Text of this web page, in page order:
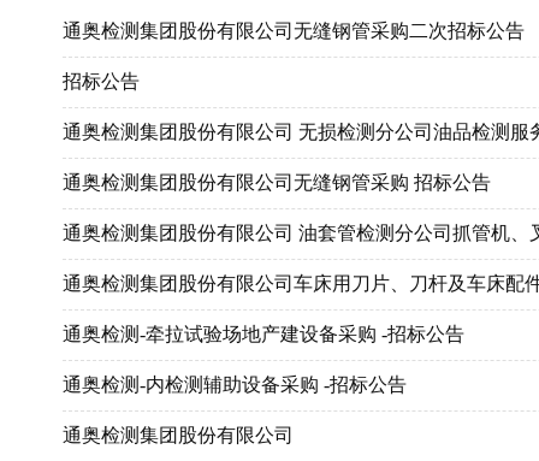
致密油井纳米微乳解堵增能招标公告（服务）
昆仑投资2024年井田页岩油压裂用石英砂物流运输服务
辽河石化公司2024年全自动重油、滑油粘度分析仪及多
冀东油田2024-2026年度过油管完整性评价技术服务
2024年含油污泥委外处置技术服务
2024年四川石化45万吨/年聚丙烯装置复配抗氧剂
塔里木油田塔中2024-2026年井口装置在线检测技术服务
渤海钻探工程公司2024-2026年压裂柱塞泵动力端修理项
辽阳石化分公司炼油运行部常减压装置工艺防腐总包项目
中国石油江苏泰州销售分公司油库改造工程施工项目招标
宝鸡钢管-【表面检测设备改造项目】招标(二次)
中石油新疆销售有限公司喀什七座加油站汽服项目（标
中石油克拉玛依石化有限责任公司重污染天气绩效A级
RISHA气田（3）井基地建设
中国石油黑龙江销售公司2023年二批自建光伏工程
【招标公告】巴基斯坦-OGDCL-招标 - KPDTAY/
【资质预审】布雷加石油销售公司-兹韦蒂纳市液化石油
【招标信息】2023年第一采油厂过油管套管检测
【招标信息】国家管网集团西南管道公司兰成渝成品油
【招标信息】塔里木油田塔中2023-2024年管道检验检
【招标信息】超小直径应力方向及油套管损坏三维成像
【招标信息】2023年天津分公司测井资料数字化技术服
【招标信息】新疆油田公司2023年无损检测技术服务（
【招标信息】大连西太平洋石油化工有限公司23-24年度
【招标信息】西部钻探公司2023年高压管件检测定商定
长庆油田分公司第一采气厂2022-2023年高腐蚀井油管内
井下集团连续油管事业部拖动压裂工具服务
四川安东-报废连续油管管柱处置-招标公告
四川通盛-钻机西南项目取芯技术服务
安东井下集团试修新疆柴油框架采购
四川安东-压裂滤芯采购
四川安东-压裂配件采购（高压四通、升高法兰）-招标公
高压件采购
劳务派遣服务年度框架协议采购招标公告
通奥检测集团股份有限公司无缝钢管采购二次招标公告
招标公告
通奥检测集团股份有限公司 无损检测分公司油品检测
通奥检测集团股份有限公司无缝钢管采购 招标公告
通奥检测集团股份有限公司 油套管检测分公司抓管机
通奥检测集团股份有限公司车床用刀片、刀杆及车床配
通奥检测-牵拉试验场地产建设备采购 -招标公告
通奥检测-内检测辅助设备采购 -招标公告
通奥检测集团股份有限公司